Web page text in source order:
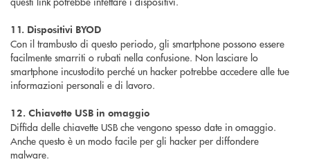
11. Dispositivi BYOD
Con il trambusto di questo periodo, gli smartphone possono essere
facilmente smarriti o rubati nella confusione. Non lasciare lo
smartphone incustodito perché un hacker potrebbe accedere alle tue
informazioni personali e di lavoro.
12. Chiavette USB in omaggio
Diffida delle chiavette USB che vengono spesso date in omaggio.
Anche questo è un modo facile per gli hacker per diffondere
malware.